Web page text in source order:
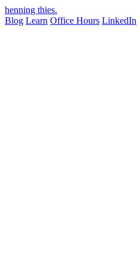
henning thies.
Blog Learn Office Hours LinkedIn